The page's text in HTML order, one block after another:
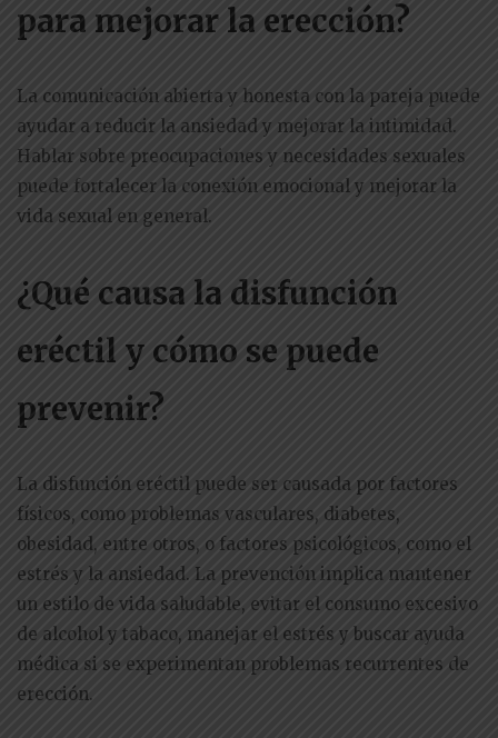
para mejorar la erección?
La comunicación abierta y honesta con la pareja puede
ayudar a reducir la ansiedad y mejorar la intimidad.
Hablar sobre preocupaciones y necesidades sexuales
puede fortalecer la conexión emocional y mejorar la
vida sexual en general.
¿Qué causa la disfunción
eréctil y cómo se puede
prevenir?
La disfunción eréctil puede ser causada por factores
físicos, como problemas vasculares, diabetes,
obesidad, entre otros, o factores psicológicos, como el
estrés y la ansiedad. La prevención implica mantener
un estilo de vida saludable, evitar el consumo excesivo
de alcohol y tabaco, manejar el estrés y buscar ayuda
médica si se experimentan problemas recurrentes de
erección.